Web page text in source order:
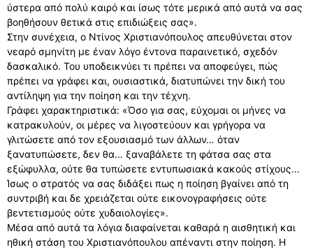
ύστερα από πολύ καιρό και ίσως τότε μερικά από αυτά να σας
βοηθήσουν θετικά στις επιδιώξεις σας».
Στην συνέχεια, ο Ντίνος Χριστιανόπουλος απευθύνεται στον
νεαρό σμηνίτη με έναν λόγο έντονα παραινετικό, σχεδόν
δασκαλικό. Του υποδεικνύει τι πρέπει να αποφεύγει, πώς
πρέπει να γράφει και, ουσιαστικά, διατυπώνει την δική του
αντίληψη για την ποίηση και την τέχνη.
Γράφει χαρακτηριστικά: «Όσο για σας, εύχομαι οι μήνες να
κατρακυλούν, οι μέρες να λιγοστεύουν και γρήγορα να
γλιτώσετε από τον εξουσιασμό των άλλων… όταν
ξανατυπώσετε, δεν θα… ξαναβάλετε τη φάτσα σας στα
εξώφυλλα, ούτε θα τυπώσετε εντυπωσιακά κακούς στίχους…
Ίσως ο στρατός να σας διδάξει πως η ποίηση βγαίνει από τη
συντριβή και δε χρειάζεται ούτε εικονογραφήσεις ούτε
βεντετισμούς ούτε χυδαιολογίες».
Μέσα από αυτά τα λόγια διαφαίνεται καθαρά η αισθητική και
ηθική στάση του Χριστιανόπουλου απέναντι στην ποίηση. Η